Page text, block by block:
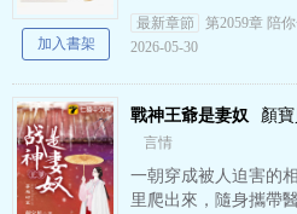
生。 清純校花、美艷
莉身邊美女太多，自
最新章節
第2059章 陪
2026-05-30
加入書架
戰神王爺是妻奴 顏寶
言情
一朝穿成被人迫害的
里爬出來，隨身攜帶